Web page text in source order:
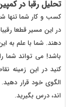
تحلیل رقبا در
کسب و کار شما تنها
در این مسیر قطعا
دهند. شما با علم به
باشد! می تواند شما
کنید در این زمینه
الگوی خود قرار
اند، درس بگیرید.